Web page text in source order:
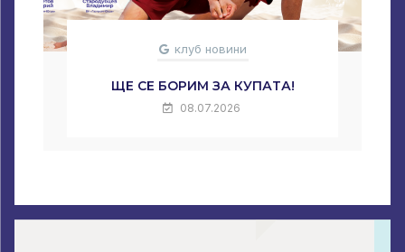
клуб новини
ЩЕ СЕ БОРИМ ЗА КУПАТА!
08.07.2026